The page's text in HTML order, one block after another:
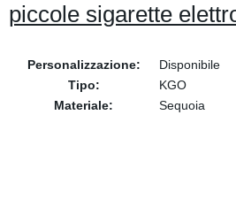
piccole sigarette
Personalizzazione:
Disponibile
Tipo:
KGO
Materiale:
Sequoia